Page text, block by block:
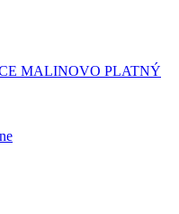
MALINOVO PLATNÝ